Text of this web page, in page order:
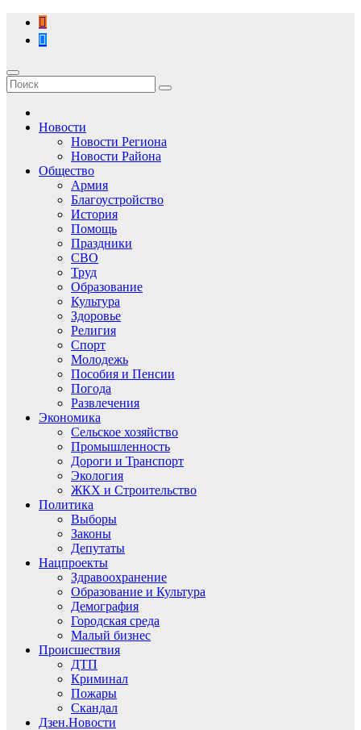
Перейти
содержимому
Новости
Новости Региона
Новости Района
Общество
Армия
Благоустройство
История
Помощь
Праздники
СВО
Труд
Образование
Культура
Здоровье
Религия
Спорт
Молодежь
Пособия и Пенсии
Погода
Развлечения
Экономика
Сельское хозяйство
Промышленность
Дороги и Транспорт
Экология
ЖКХ и Строительство
Политика
Выборы
Законы
Депутаты
Нацпроекты
Здравоохранение
Образование и Культура
Демография
Городская среда
Малый бизнес
Происшествия
ДТП
Криминал
Пожары
Скандал
Дзен.Новости